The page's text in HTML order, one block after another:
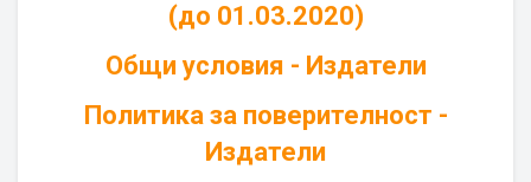
(до 01.03.2020)
Общи условия - Издатели
Политика за поверителност -
Издатели